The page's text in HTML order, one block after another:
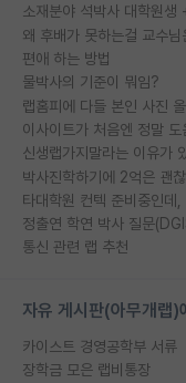
소재분야 석박사 대학원생
편애 하는 방법
물박사의 기준이 뭐임?
랩홈피에 다들 본인 사진
이사이트가 처음엔 정말 도
신생랩가지말라는 이유가
정출연 학연 박사 질문
통신 관련 랩 추천
자유 게시판(아무개랩)
카이스트 경영공학부 서류
장학금 모은 랩비통장